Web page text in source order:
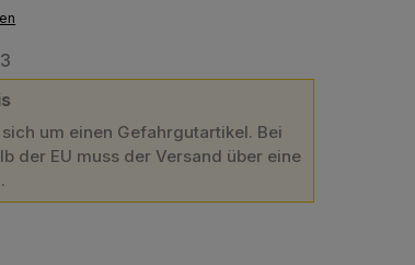
um einen Gefahrgutartikel. Bei
der EU muss der Versand über eine